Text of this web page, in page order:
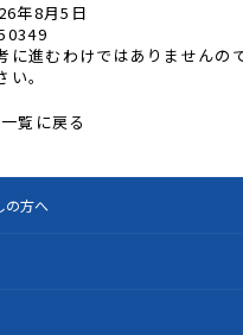
年8月5日
に進むわけではありませんの
。
覧に戻る
の方へ